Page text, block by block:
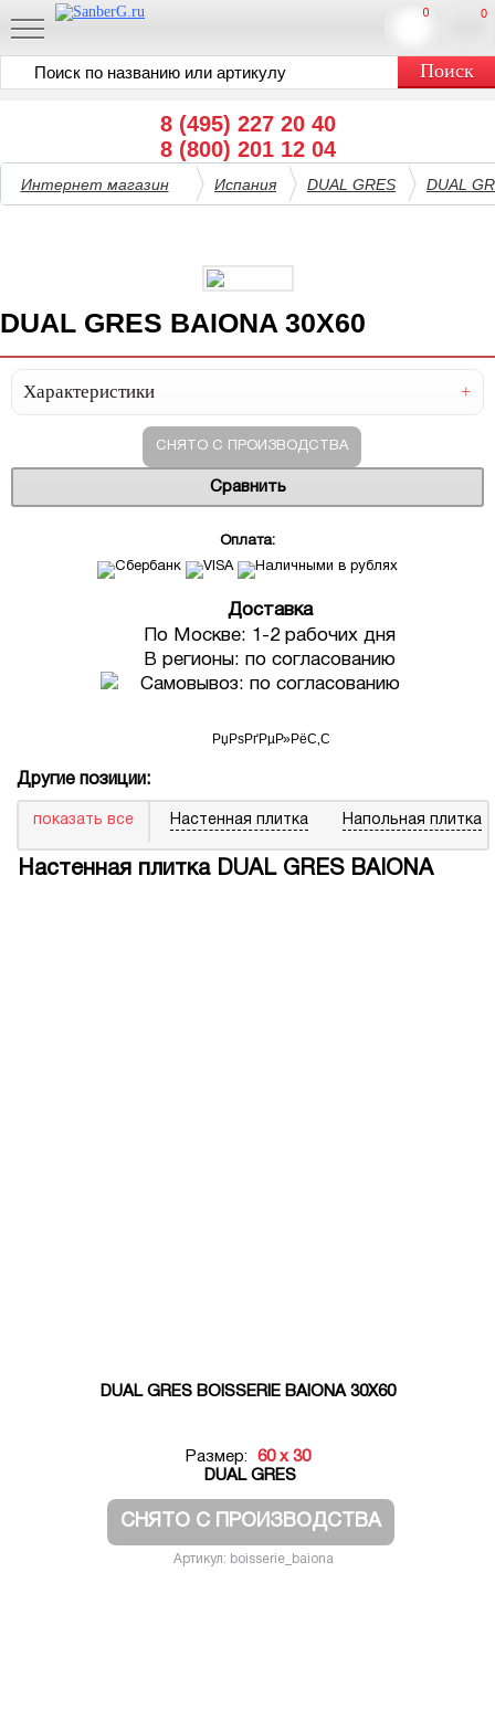
8 (495) 227 20 40
8 (800) 201 12 04
0
0
Интернет магазин Испания DUAL GRES DUAL
DUAL GRES BAIONA 30X60
Характеристики
СНЯТО С ПРОИЗВОДСТВА
Сравнить
Оплата:
Доставка
По Москве: 1-2 рабочих дня
В регионы: по согласованию
Самовывоз: по согласованию
Другие позиции:
показать все Настенная плитка Напольная плитка
Настенная плитка DUAL GRES BAIONA
DUAL GRES BOISSERIE BAIONA 30X60
Размер:
60 x 30
DUAL GRES
СНЯТО С ПРОИЗВОДСТВА
Артикул: boisserie_baiona